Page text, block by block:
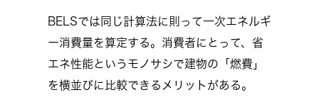
BELSでは同じ計算法に則って一次エネルギ
ー消費量を算定する。消費者にとって、省
エネ性能というモノサシで建物の「燃費」
を横並びに比較できるメリットがある。